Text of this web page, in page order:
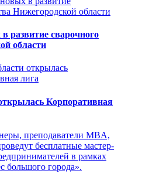
развитие сварочного
области
Корпоративная